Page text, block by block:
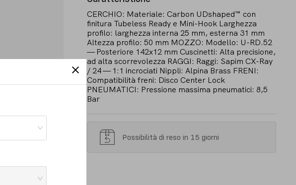
CERCHIO: Materiale: Carbon UDshaped™ con
finitura Tubeless Ready e Mini-Hook Larghezza
profilo: larghezza interna 25 mm, esterna 31 mm
Altezza profilo: 50 mm MOZZO: Modello: U-RD.52
— Posteriore 142x12 mm Cuscinetti: Alta precisione,
ad alta scorrevolezza RAGGI: Raggi: Sapim CX-Ray
/ 24 — 1:1 incrociati Nippli: Alpina Brass FRENI:
Compatibilità freni: Disco Center Lock
PNEUMATICI: Pressione massima pneumatici: 8,5
Bar
Possibilità di reso in 15 giorni